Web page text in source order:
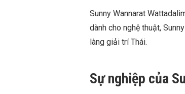
Sunny Wannarat
dành cho nghệ thuật,
làng giải trí Thái.
Sự nghiệp của